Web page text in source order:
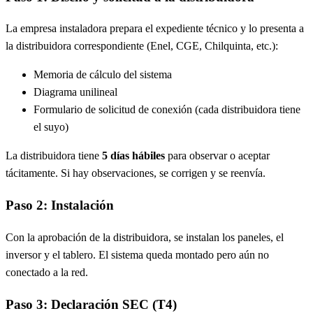
La empresa instaladora prepara el expediente técnico y lo presenta a
la distribuidora correspondiente (Enel, CGE, Chilquinta, etc.):
Memoria de cálculo del sistema
Diagrama unilineal
Formulario de solicitud de conexión (cada distribuidora tiene
el suyo)
La distribuidora tiene 5 días hábiles para observar o aceptar
tácitamente. Si hay observaciones, se corrigen y se reenvía.
Paso 2: Instalación
Con la aprobación de la distribuidora, se instalan los paneles, el
inversor y el tablero. El sistema queda montado pero aún no
conectado a la red.
Paso 3: Declaración SEC (T4)